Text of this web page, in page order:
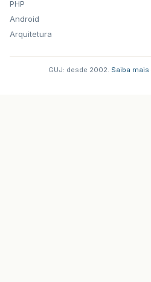
PHP
Android
Arquitetura
GUJ: desde 2002. Saiba mais